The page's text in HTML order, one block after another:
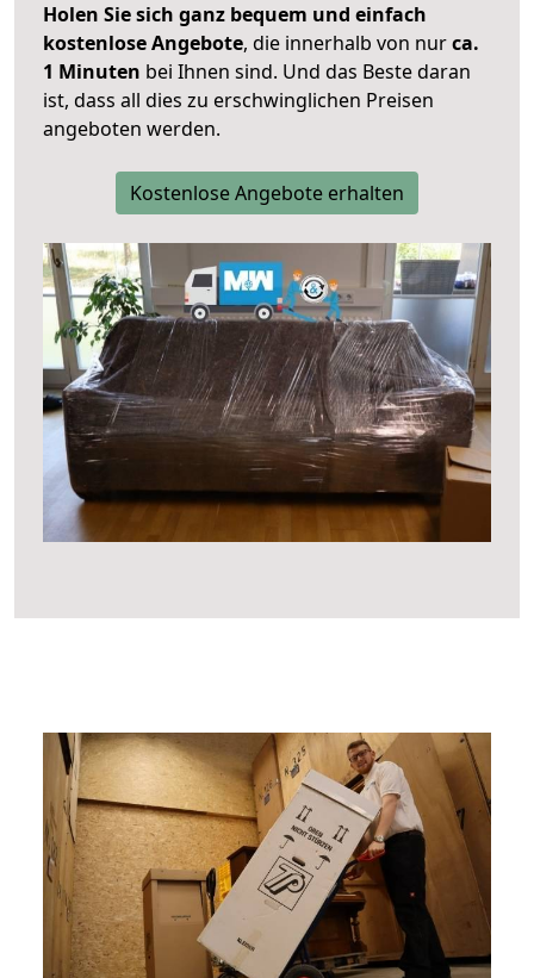
Holen Sie sich ganz bequem und einfach
kostenlose Angebote, die innerhalb von nurca.
1 Minuten bei Ihnen sind. Und das Beste daran
ist, dass all dies zu erschwinglichen Preisen
angeboten werden.
Kostenlose Angebote erhalten